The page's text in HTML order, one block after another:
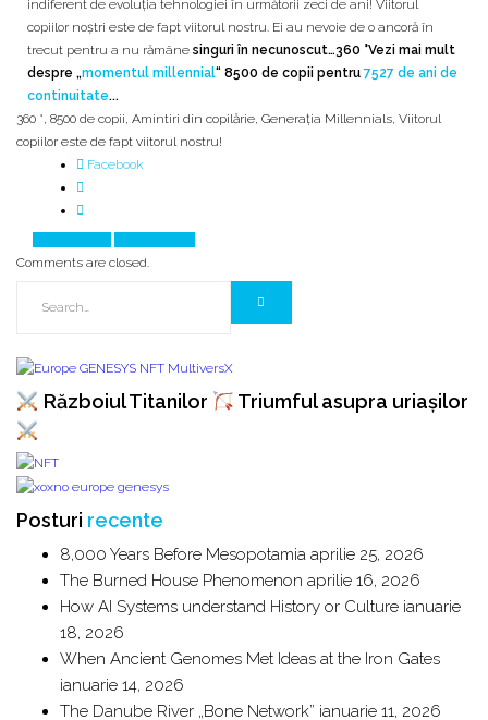
indiferent de evoluția tehnologiei în următorii zeci de ani! Viitorul
copiilor noștri este de fapt viitorul nostru. Ei au nevoie de o ancoră în
trecut pentru a nu rămâne singuri în necunoscut…360 °Vezi mai mult
despre „mo­mentul millennial“ 8500 de copii pentru 7527 de ani de
continuitate...
360 °, 8500 de copii, Amintiri din copilărie, Generația Millennials, Viitorul
copiilor este de fapt viitorul nostru!
Facebook
Comments are closed.
Războiul Titanilor Triumful asupra uriașilor
Posturi recente
8,000 Years Before Mesopotamia aprilie 25, 2026
The Burned House Phenomenon aprilie 16, 2026
How AI Systems understand History or Culture ianuarie
18, 2026
When Ancient Genomes Met Ideas at the Iron Gates
ianuarie 14, 2026
The Danube River „Bone Network” ianuarie 11, 2026